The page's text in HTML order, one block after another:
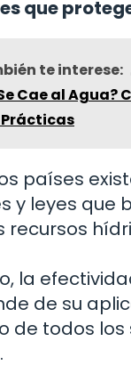
que
te interese:
Cae al Agua?
países
y leyes que
recursos
la
de su
de todos los